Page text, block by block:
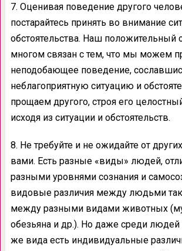
7. Оценивая поведение другого
постарайтесь принять во внимание
обстоятельства. Наш положительный
многом связан с тем, что мы можем
неподобающее поведение,
неблагоприятную ситуацию и
прощаем другого, строя его
исходя из ситуации и обстоятельств.
8. Не требуйте и не ожидайте от
вами. Есть разные «виды» людей,
разными уровнями сознания и
видовые различия между людьми
между разными видами животных
обезьяна и др.). Но даже среди людей
же вида есть индивидуальные